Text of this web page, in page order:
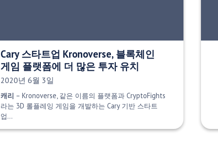
Cary 스타트업 Kronoverse, 블록체인
게임 플랫폼에 더 많은 투자 유치
게시 날짜:
2020년 6월 3일
캐리 – Kronoverse, 같은 이름의 플랫폼과 CryptoFights
라는 3D 롤플레잉 게임을 개발하는 Cary 기반 스타트
업…